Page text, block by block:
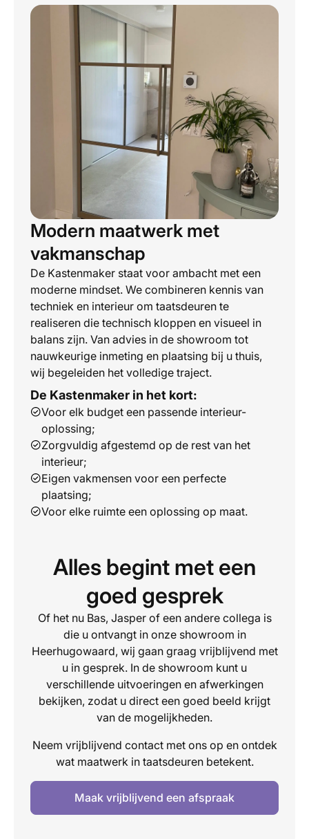
Modern maatwerk met
vakmanschap
De Kastenmaker staat voor ambacht met een
moderne mindset. We combineren kennis van
techniek en interieur om taatsdeuren te
realiseren die technisch kloppen en visueel in
balans zijn. Van advies in de showroom tot
nauwkeurige inmeting en plaatsing bij u thuis,
wij begeleiden het volledige traject.
De Kastenmaker in het kort:
Voor elk budget een passende interieur-
oplossing;
Zorgvuldig afgestemd op de rest van het
interieur;
Eigen vakmensen voor een perfecte
plaatsing;
Voor elke ruimte een oplossing op maat.
Alles begint met een
goed gesprek
Of het nu Bas, Jasper of een andere collega is
die u ontvangt in onze showroom in
Heerhugowaard, wij gaan graag vrijblijvend met
u in gesprek. In de showroom kunt u
verschillende uitvoeringen en afwerkingen
bekijken, zodat u direct een goed beeld krijgt
van de mogelijkheden.
Neem vrijblijvend contact met ons op en ontdek
wat maatwerk in taatsdeuren betekent.
Maak vrijblijvend een afspraak